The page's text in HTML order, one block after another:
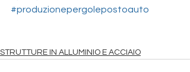
#produzionepergolepostoauto
STRUTTURE IN ALLUMINIO E ACCIAIO